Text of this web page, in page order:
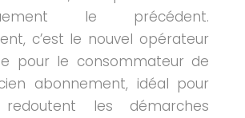
le précédent.
c’est le nouvel opérateur
pour le consommateur de
abonnement, idéal pour
les démarches